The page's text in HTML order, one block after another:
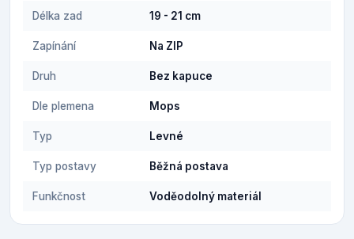
Délka zad 19 - 21 cm
Zapínání Na ZIP
Druh Bez kapuce
Dle plemena Mops
Typ Levné
Typ postavy Běžná postava
Funkčnost Voděodolný materiál